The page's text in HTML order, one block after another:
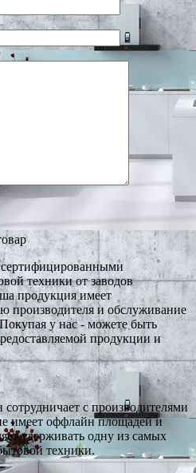
техники от заводов
продукция имеет
производителя и обслуживание
у нас - можете быть
продукции и
с производителями
имеет оффлайн площадей и
удерживать одну из самых
техники.